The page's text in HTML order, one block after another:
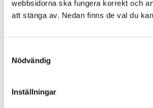
webbsidorna ska fungera korrekt och
att stänga av. Nedan finns de val du
Nödvändig
Inställningar
personal ska gå tillväga om personen i
i sensorn när den aktiveras. Personal
Det är endast behörig personal som
tidpunkter när trygghetssensorn slogs
tillsynen var samt vilken personal som